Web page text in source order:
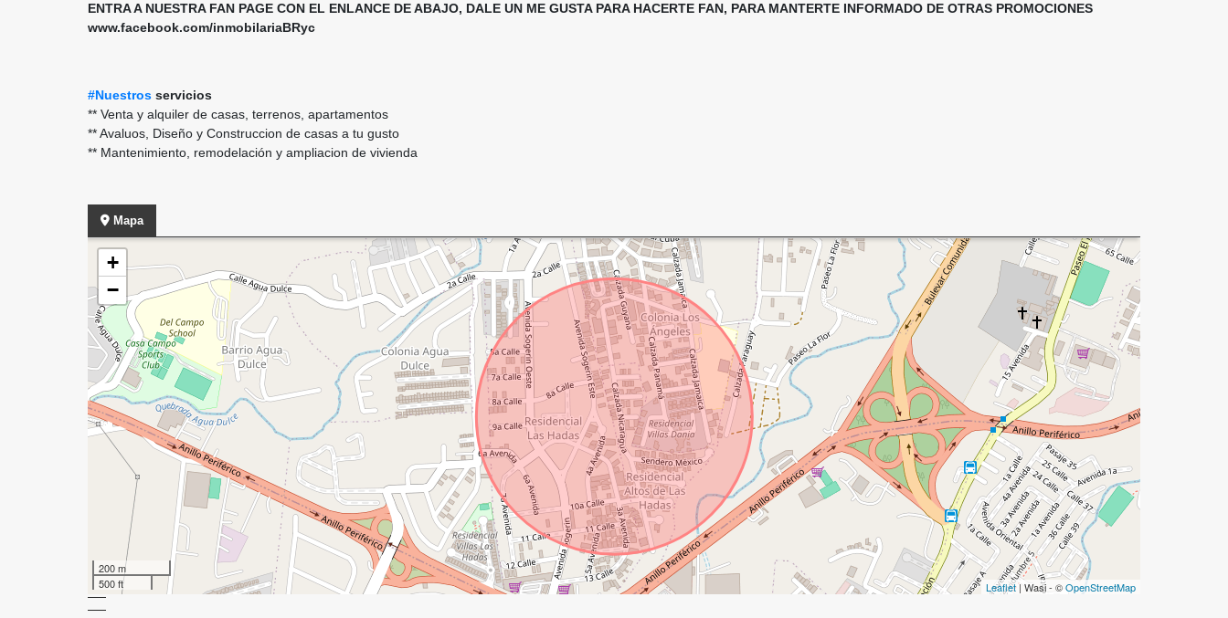
ENTRA A NUESTRA FAN PAGE CON EL ENLANCE DE ABAJO, DALE UN ME GUSTA PARA HACERTE FAN, PARA MANTERTE INFORMADO DE OTRAS PROMOCIONES
www.facebook.com/inmobilariaBRyc
#Nuestros servicios
** Venta y alquiler de casas, terrenos, apartamentos
** Avaluos, Diseño y Construccion de casas a tu gusto
** Mantenimiento, remodelación y ampliacion de vivienda
Mapa
+
−
200 m
500 ft
Leaflet| Wasi - ©OpenStreetMap